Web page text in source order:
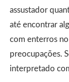
assustador
até encontrar
com enterros
preocupações.
interpretado